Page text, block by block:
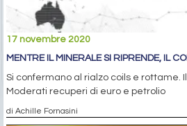
17 novembre 2020
MENTRE IL MINERALE SI RIPRENDE, IL
Si confermano al rialzo coils e rottame.
Moderati recuperi di euro e petrolio
di Achille Fornasini